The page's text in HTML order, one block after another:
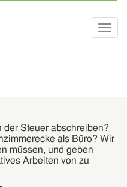
der Steuer abschreiben?
als Büro? Wir
müssen, und geben
Arbeiten von zu